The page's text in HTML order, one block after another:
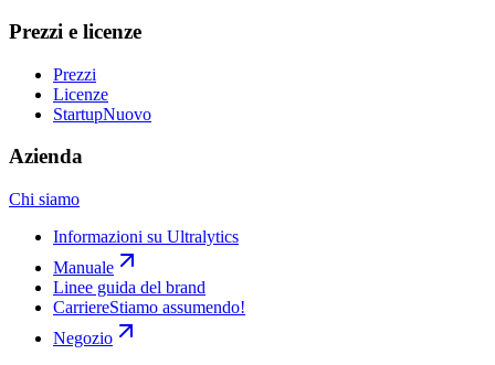
Prezzi e licenze
Prezzi
Licenze
StartupNuovo
Azienda
Chi siamo
Informazioni su Ultralytics
Manuale
Linee guida del brand
CarriereStiamo assumendo!
Negozio